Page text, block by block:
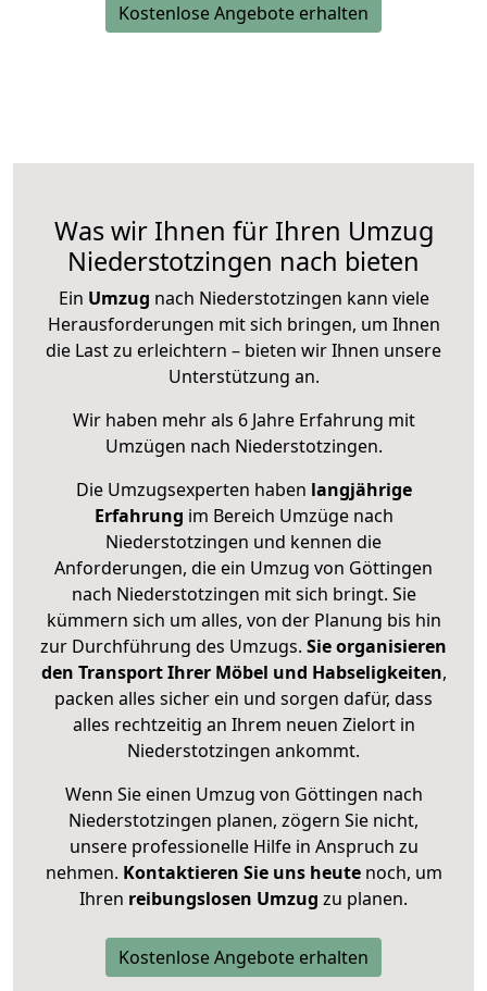
Kostenlose Angebote erhalten
Was wir Ihnen für Ihren Umzug
Niederstotzingen nach bieten
Ein Umzug nach Niederstotzingen kann viele
Herausforderungen mit sich bringen, um Ihnen
die Last zu erleichtern – bieten wir Ihnen unsere
Unterstützung an.
Wir haben mehr als 6 Jahre Erfahrung mit
Umzügen nach Niederstotzingen.
Die Umzugsexperten haben langjährige
Erfahrung im Bereich Umzüge nach
Niederstotzingen und kennen die
Anforderungen, die ein Umzug von Göttingen
nach Niederstotzingen mit sich bringt. Sie
kümmern sich um alles, von der Planung bis hin
zur Durchführung des Umzugs. Sie organisieren
den Transport Ihrer Möbel und Habseligkeiten,
packen alles sicher ein und sorgen dafür, dass
alles rechtzeitig an Ihrem neuen Zielort in
Niederstotzingen ankommt.
Wenn Sie einen Umzug von Göttingen nach
Niederstotzingen planen, zögern Sie nicht,
unsere professionelle Hilfe in Anspruch zu
nehmen. Kontaktieren Sie uns heutenoch, um
Ihren reibungslosen Umzug zu planen.
Kostenlose Angebote erhalten